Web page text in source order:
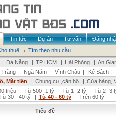
Tin tức Dự án Tư vấn Đăng
thuê
Tìm theo nhu cầu
| Đà Nẵng | TP HCM | Hải Phòng | An
Trăng | Ngã Năm | Vĩnh Châu | Kế Sách |
Mặt tiền | Chung cư ,căn hộ | Cửa hàng,
triệu | Từ 500 -1 tỷ | Từ 1 -2 tỷ | Từ 2 -3
30 - 40 tỷ | Từ 40 - 60 tỷ | Trên 60 tỷ
Tiêu đề